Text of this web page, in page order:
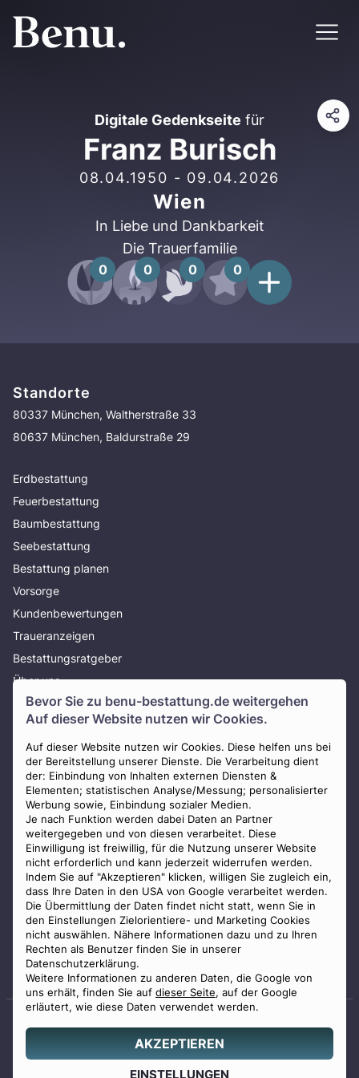
Bevor Sie zu benu-bestattung.de weitergehen
Auf dieser Website nutzen wir Cookies.
Auf dieser Website nutzen wir Cookies. Diese helfen uns bei
der Bereitstellung unserer Dienste. Die Verarbeitung dient
der: Einbindung von Inhalten externen Diensten &
Elementen; statistischen Analyse/Messung; personalisierter
Werbung sowie, Einbindung sozialer Medien.
Je nach Funktion werden dabei Daten an Partner
weitergegeben und von diesen verarbeitet. Diese
Einwilligung ist freiwillig, für die Nutzung unserer Website
nicht erforderlich und kann jederzeit widerrufen werden.
Indem Sie auf "Akzeptieren" klicken, willigen Sie zugleich ein,
dass Ihre Daten in den USA von Google verarbeitet werden.
Die Übermittlung der Daten findet nicht statt, wenn Sie in
den Einstellungen Zielorientiere- und Marketing Cookies
nicht auswählen. Nähere Informationen dazu und zu Ihren
Rechten als Benutzer finden Sie in unserer
Datenschutzerklärung.
Weitere Informationen zu anderen Daten, die Google von
uns erhält, finden Sie auf dieser Seite, auf der Google
erläutert, wie diese Daten verwendet werden.
AKZEPTIEREN
EINSTELLUNGEN
Digitale Gedenkseite für
Franz Burisch
08.04.1950 - 09.04.2026
Wien
In Liebe und Dankbarkeit
Die Trauerfamilie
0 0 0 0
Standorte
80337 München, Waltherstraße 33
80637 München, Baldurstraße 29
Erdbestattung
Feuerbestattung
Baumbestattung
Seebestattung
Bestattung planen
Vorsorge
Kundenbewertungen
Traueranzeigen
Bestattungsratgeber
Über uns
Presse
AGB
Impressum
Datenschutz
Widerrufsbelehrung
Zahlungsmöglichkeiten
Mitglied im Bestatterverband Bayern
Staatlich geprüfter
© 2026 Benu GmbH. Alle Rechte vorbehalten.